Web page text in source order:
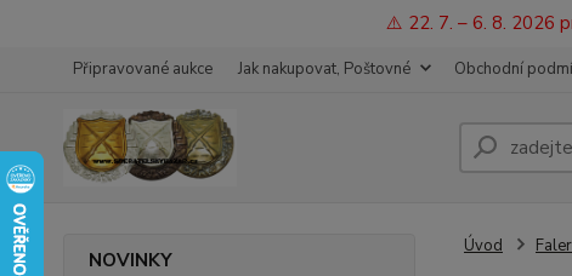
⚠️ 22. 7. – 6. 8. 2026
Připravované aukce Jak nakupovat, Poštovné Obchodní
NOVINKY
Úvod